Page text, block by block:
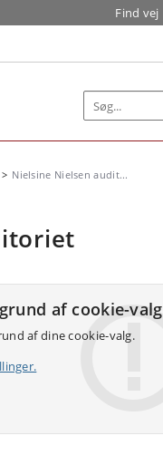
Find vej
Nielsine Nielsen audit...
af cookie-valg
af dine cookie-valg.